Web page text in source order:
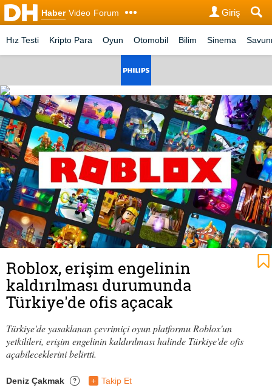
Haber Video Forum Giriş
Hız Testi Kripto Para Oyun Otomobil Bilim Sinema
Roblox, erişim engelinin
kaldırılması durumunda
Türkiye'de ofis açacak
Türkiye'de yasaklanan çevrimiçi oyun platformu Roblox'un
yetkilileri, erişim engelinin kaldırılması halinde Türkiye'de ofis
açabileceklerini belirtti.
Deniz Çakmak ? + Takip Et